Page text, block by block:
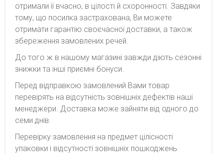
отримали її вчасно, в цілості й схоронності. Завдяки
тому, що посилка застрахована, Ви можете
отримати гарантію своєчасної доставки, а також
збереження замовлених речей.
До того ж в нашому магазині завжди діють сезонні
знижки та інші приємні бонуси.
Перед відправкою замовлений Вами товар
перевірять на відсутність зовнішніх дефектів наші
менеджери. Доставка може зайняти від одного до
семи днів.
Перевірку замовлення на предмет цілісності
упаковки і відсутності зовнішніх пошкоджень